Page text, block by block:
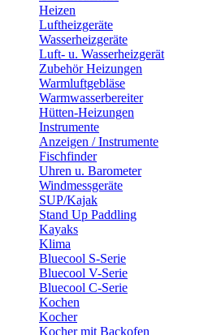
Heizen
Luftheizgeräte
Wasserheizgeräte
Luft- u. Wasserheizgerät
Zubehör Heizungen
Warmluftgebläse
Warmwasserbereiter
Hütten-Heizungen
Instrumente
Anzeigen / Instrumente
Fischfinder
Uhren u. Barometer
Windmessgeräte
SUP/Kajak
Stand Up Paddling
Kayaks
Klima
Bluecool S-Serie
Bluecool V-Serie
Bluecool C-Serie
Kochen
Kocher
Kocher mit Backofen